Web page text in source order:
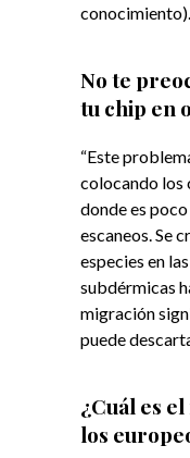
conocimiento).
No te
tu chip en
“Este
colocando los
donde es
escaneos. Se
especies en
subdérmicas
migración
puede
¿Cuál es
los